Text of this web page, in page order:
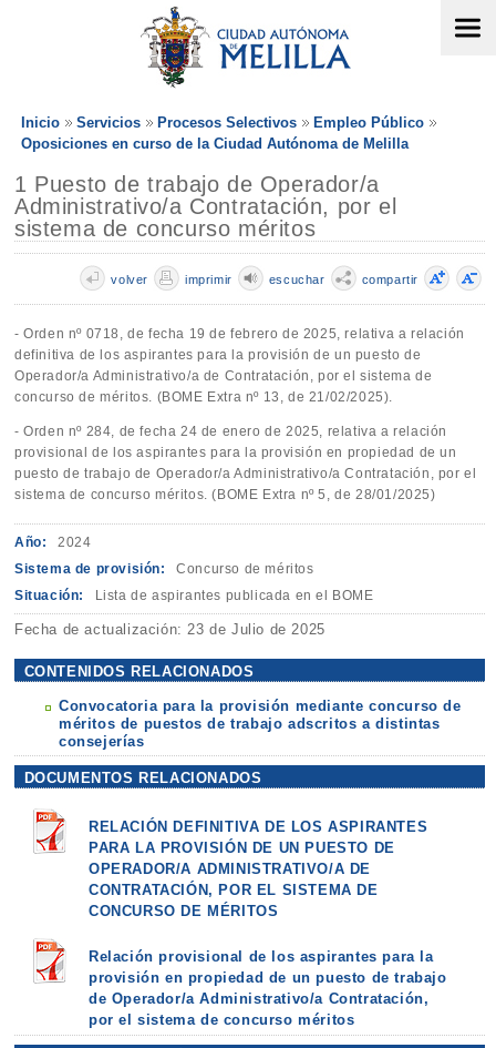
Inicio Servicios Procesos Selectivos
Empleo Público
Oposiciones en curso de la Ciudad Autónoma de Melilla
1 Puesto de trabajo de Operador/a
Administrativo/a Contratación, por el
sistema de concurso méritos
compartir
escuchar
imprimir
volver
- Orden nº 0718, de fecha 19 de febrero de 2025, relativa a relación
definitiva de los aspirantes para la provisión de un puesto de
Operador/a Administrativo/a de Contratación, por el sistema de
concurso de méritos. (BOME Extra nº 13, de 21/02/2025).
- Orden nº 284, de fecha 24 de enero de 2025, relativa a relación
provisional de los aspirantes para la provisión en propiedad de un
puesto de trabajo de Operador/a Administrativo/a Contratación, por el
sistema de concurso méritos. (BOME Extra nº 5, de 28/01/2025)
Año:
2024
Sistema de provisión:
Concurso de méritos
Situación:
Lista de aspirantes publicada en el BOME
Fecha de actualización: 23 de Julio de 2025
CONTENIDOS RELACIONADOS
Convocatoria para la provisión mediante concurso de
méritos de puestos de trabajo adscritos a distintas
consejerías
DOCUMENTOS RELACIONADOS
RELACIÓN DEFINITIVA DE LOS ASPIRANTES
PARA LA PROVISIÓN DE UN PUESTO DE
OPERADOR/A ADMINISTRATIVO/A DE
CONTRATACIÓN, POR EL SISTEMA DE
CONCURSO DE MÉRITOS
Relación provisional de los aspirantes para la
provisión en propiedad de un puesto de trabajo
de Operador/a Administrativo/a Contratación,
por el sistema de concurso méritos